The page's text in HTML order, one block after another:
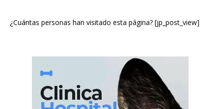
¿Cuántas personas han visitado esta página? [jp_post_view]